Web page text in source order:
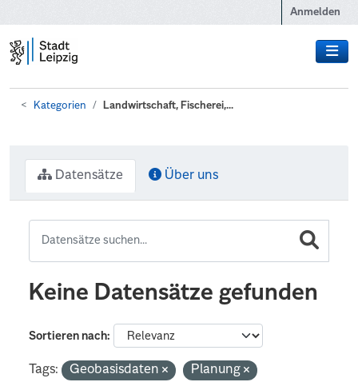
Anmelden
Kategorien Landwirtschaft, Fischerei,...
Datensätze Über uns
Keine Datensätze gefunden
Sortieren nach
Tags: Geobasisdaten
Planung